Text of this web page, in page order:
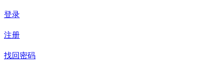
登录
注册
找回密码